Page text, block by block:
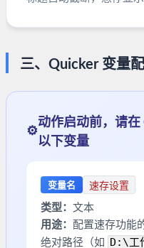
三、Quicker 变量
⚙️
动作启动前，请
以下变量
变量名 速存设置
类型： 文本
用途： 配置速存功能
绝对路径（如
D:\工